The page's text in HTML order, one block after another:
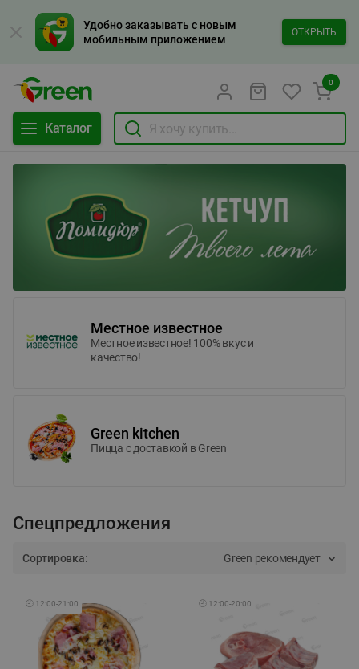
Удобно заказывать с новым
мобильным приложением
ОТКРЫТЬ
Каталог
0
Местное известное
Местное известное! 100% вкус и
качество!
Green kitchen
Пицца c доставкой в Green
Спецпредложения
Сортировка: Green рекомендует
🕘 12:00-21:00 🕘 12:00-20:00